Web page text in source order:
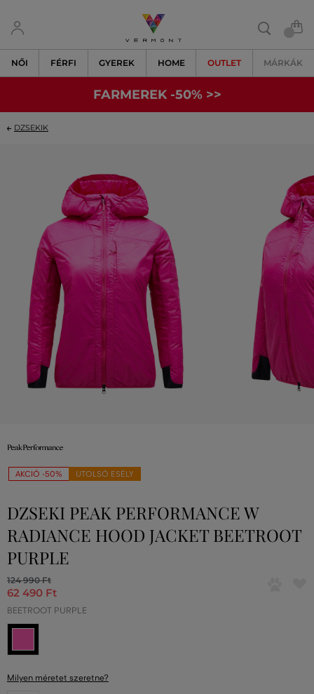
NŐI FÉRFI GYEREK HOME OUTLET MÁRKÁK
FARMEREK -50% >>
DZSEKIK
AKCIÓ -50% UTOLSÓ ESÉLY
DZSEKI PEAK PERFORMANCE W
RADIANCE HOOD JACKET BEETROOT
PURPLE
124 990 Ft
62 490 Ft
BEETROOT PURPLE
Milyen méretet szeretne?